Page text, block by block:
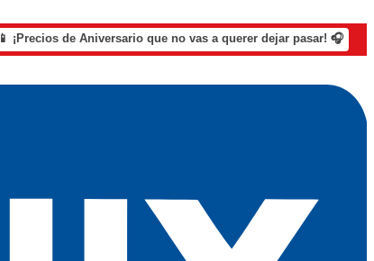
📱 ¡Precios de Aniversario que no vas a querer dejar pasar! 🎧